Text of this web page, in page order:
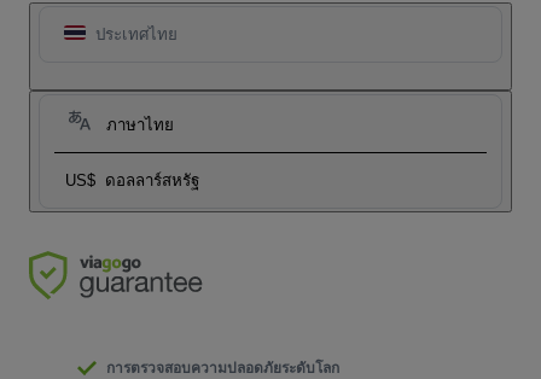
ประเทศไทย
ภาษาไทย
US$ ดอลลาร์สหรัฐ
การตรวจสอบความปลอดภัยระดับโลก